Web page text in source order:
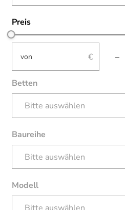
Preis
–
Betten
Baureihe
Modell